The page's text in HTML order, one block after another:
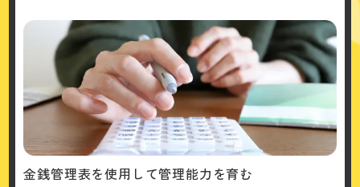
金銭管理表を使用して管理能力を育む